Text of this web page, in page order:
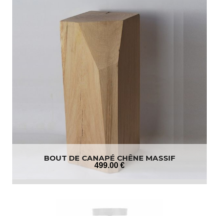
BOUT DE CANAPÉ CHÊNE MASSIF
499.00 €